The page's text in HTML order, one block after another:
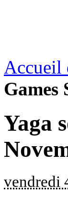
Accueil
Games
Yaga
vendredi